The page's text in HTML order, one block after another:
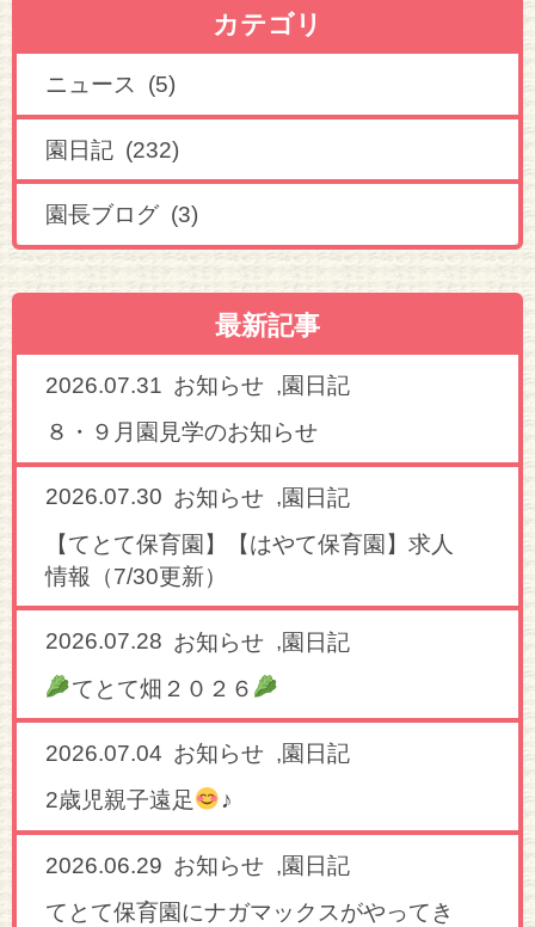
カテゴリ
ニュース (5)
園日記 (232)
園長ブログ (3)
最新記事
2026.07.31 お知らせ ,園日記
８・９月園見学のお知らせ
2026.07.30 お知らせ ,園日記
【てとて保育園】【はやて保育園】求人
情報（7/30更新）
2026.07.28 お知らせ ,園日記
てとて畑２０２６
2026.07.04 お知らせ ,園日記
2歳児親子遠足
♪
2026.06.29 お知らせ ,園日記
てとて保育園にナガマックスがやってき